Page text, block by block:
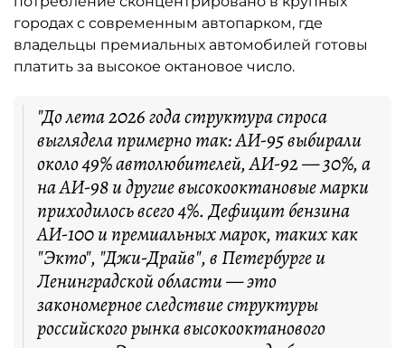
городах с современным автопарком, где
владельцы премиальных автомобилей готовы
платить за высокое октановое число.
"До лета 2026 года структура спроса
выглядела примерно так: АИ-95 выбирали
около 49% автолюбителей, АИ-92 — 30%, а
на АИ-98 и другие высокооктановые марки
приходилось всего 4%. Дефицит бензина
АИ-100 и премиальных марок, таких как
"Экто", "Джи-Драйв", в Петербурге и
Ленинградской области — это
закономерное следствие структуры
российского рынка высокооктанового